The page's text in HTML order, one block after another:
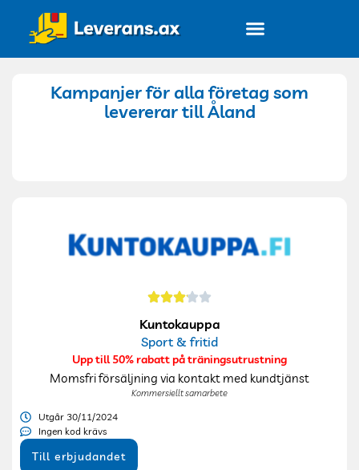
Kampanjer för alla företag som
levererar till Åland
Kuntokauppa
Sport & fritid
Upp till 50% rabatt på träningsutrustning
Momsfri försäljning via kontakt med kundtjänst
Kommersiellt samarbete
Utgår 30/11/2024
Ingen kod krävs
Till erbjudandet